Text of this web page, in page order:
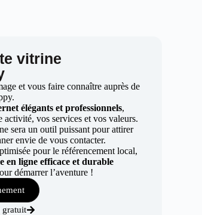
vitrine
et vous faire connaître auprès de
élégants et professionnels,
activité, vos services et vos valeurs.
sera un outil puissant pour attirer
envie de vous contacter.
pour le référencement local,
en ligne efficace et durable
démarrer l’aventure !
gratuit